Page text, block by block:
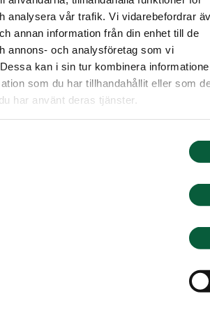
analysera vår trafik. Vi vidarebefordrar
annan information från din enhet till de
annons- och analysföretag som vi
kan i sin tur kombinera
som du har tillhandahållit eller som
har använt deras tjänster.
tar vi tillsammans fram
mötet kan du gärna fundera över
citat
ska finnas med
till exempel önskemål om
publiceras?